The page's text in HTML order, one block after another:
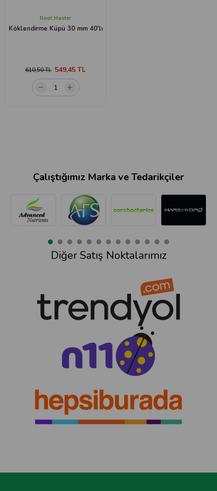
Root Master
Köklendirme Küpü 30 mm 40'lı
549,45 TL
610,50 TL
Çalıştığımız Marka ve Tedarikçiler
Diğer Satış Noktalarımız